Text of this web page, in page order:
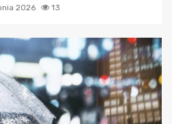
2026 13